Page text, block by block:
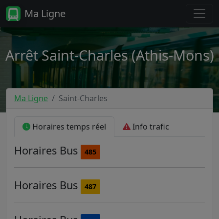
Ma Ligne
Arrêt Saint-Charles (Athis-Mons)
Ma Ligne Saint-Charles
Horaires temps réel Info trafic
Horaires Bus 485
Horaires Bus 487